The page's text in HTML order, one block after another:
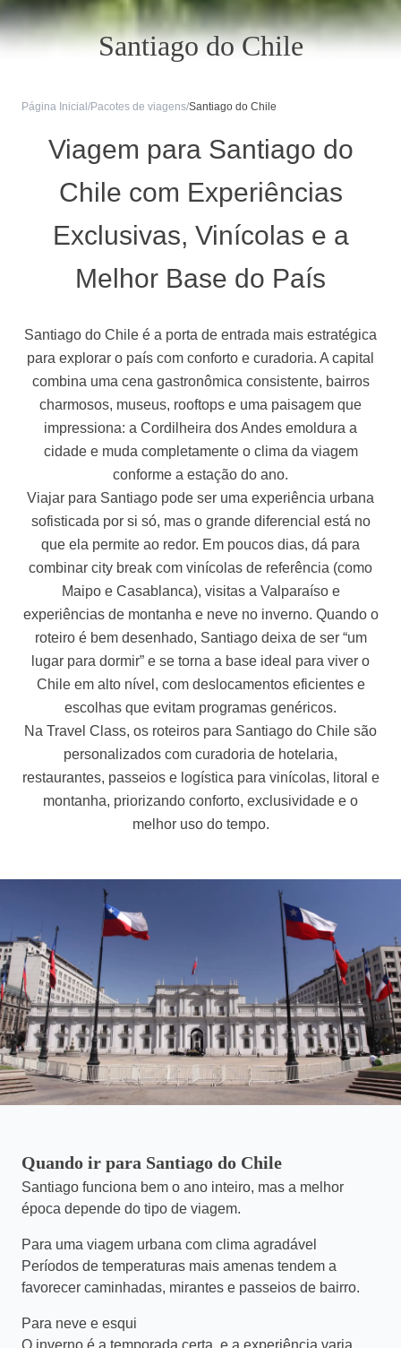
Santiago do Chile
Página Inicial/Pacotes de viagens/Santiago do Chile
Viagem para Santiago do
Chile com Experiências
Exclusivas, Vinícolas e a
Melhor Base do País
Santiago do Chile é a porta de entrada mais estratégica
para explorar o país com conforto e curadoria. A capital
combina uma cena gastronômica consistente, bairros
charmosos, museus, rooftops e uma paisagem que
impressiona: a Cordilheira dos Andes emoldura a
cidade e muda completamente o clima da viagem
conforme a estação do ano.
Viajar para Santiago pode ser uma experiência urbana
sofisticada por si só, mas o grande diferencial está no
que ela permite ao redor. Em poucos dias, dá para
combinar city break com vinícolas de referência (como
Maipo e Casablanca), visitas a Valparaíso e
experiências de montanha e neve no inverno. Quando o
roteiro é bem desenhado, Santiago deixa de ser “um
lugar para dormir” e se torna a base ideal para viver o
Chile em alto nível, com deslocamentos eficientes e
escolhas que evitam programas genéricos.
Na Travel Class, os roteiros para Santiago do Chile são
personalizados com curadoria de hotelaria,
restaurantes, passeios e logística para vinícolas, litoral e
montanha, priorizando conforto, exclusividade e o
melhor uso do tempo.
Quando ir para Santiago do Chile
Santiago funciona bem o ano inteiro, mas a melhor
época depende do tipo de viagem.
Para uma viagem urbana com clima agradável
Períodos de temperaturas mais amenas tendem a
favorecer caminhadas, mirantes e passeios de bairro.
Para neve e esqui
O inverno é a temporada certa, e a experiência varia